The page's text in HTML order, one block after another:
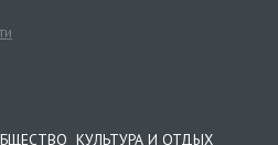
КУЛЬТУРА И ОТДЫХ